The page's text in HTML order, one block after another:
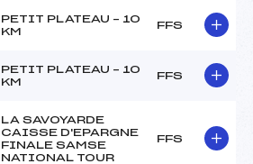
PETIT PLATEAU – 10
KM
FFS
PETIT PLATEAU – 10
KM
FFS
LA SAVOYARDE
CAISSE D'EPARGNE
FINALE SAMSE
NATIONAL TOUR
FFS